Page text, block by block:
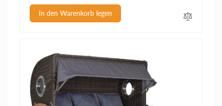
Preis
In den Warenkorb legen